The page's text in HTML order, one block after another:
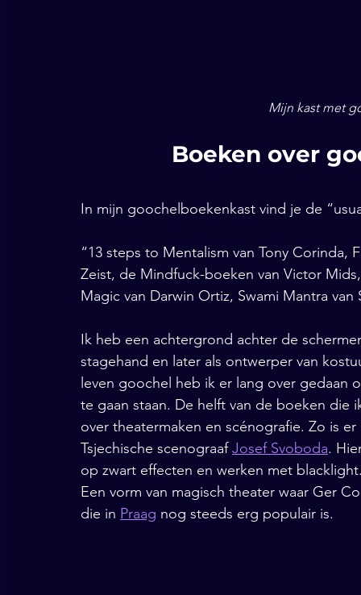
Mijn kast met
Boeken over
In mijn goochelboekenkast vind je de
“13 steps to Mentalism van Tony
Zeist, de Mindfuck-boeken van Victor
Magic van Darwin Ortiz, Swami Mantra
Ik heb een achtergrond achter de
stagehand en later als ontwerper van
leven goochel heb ik er lang over
te gaan staan. De helft van de boeken
over theatermaken en scénografie. Zo is
Tsjechische scenograaf Josef Svoboda.
op zwart effecten en werken met
Een vorm van magisch theater waar Ger
die in Praag nog steeds erg populair is.